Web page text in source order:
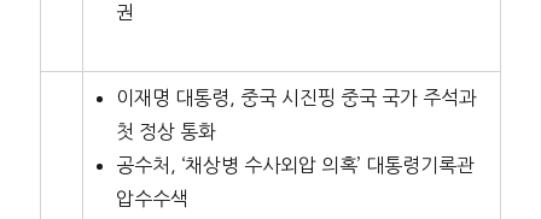
권
이재명 대통령, 중국 시진핑 중국 국가 주석과
첫 정상 통화
공수처, ‘채상병 수사외압 의혹’ 대통령기록관
압수수색